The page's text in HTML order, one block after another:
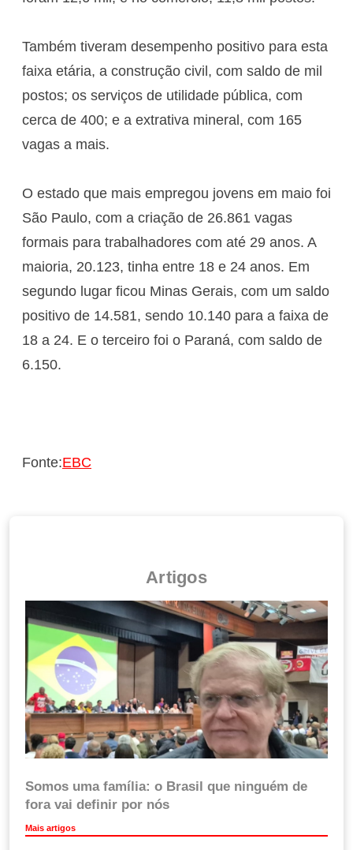
Também tiveram desempenho positivo para esta
faixa etária, a construção civil, com saldo de mil
postos; os serviços de utilidade pública, com
cerca de 400; e a extrativa mineral, com 165
vagas a mais.
O estado que mais empregou jovens em maio foi
São Paulo, com a criação de 26.861 vagas
formais para trabalhadores com até 29 anos. A
maioria, 20.123, tinha entre 18 e 24 anos. Em
segundo lugar ficou Minas Gerais, com um saldo
positivo de 14.581, sendo 10.140 para a faixa de
18 a 24. E o terceiro foi o Paraná, com saldo de
6.150.
Fonte:EBC
Artigos
Somos uma família: o Brasil que ninguém de
fora vai definir por nós
Mais artigos